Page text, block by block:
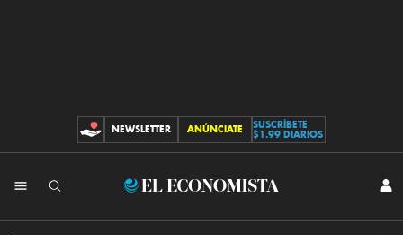
CONTRIBUCIONES
NEWSLETTER ANÚNCIATE
SUSCRÍBETE
$1.99 DIARIOS
El